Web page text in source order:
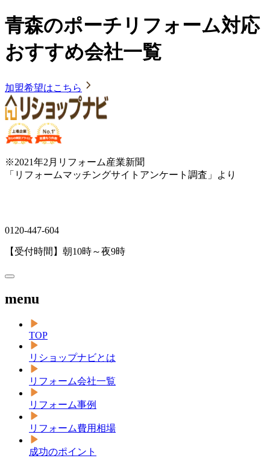
青森のポーチリフォーム対応
おすすめ会社一覧
加盟希望はこちら
※2021年2月リフォーム産業新聞
「リフォームマッチングサイトアンケート調査」より
0120-447-604
【受付時間】朝10時～夜9時
menu
TOP
リショップナビとは
リフォーム会社一覧
リフォーム事例
リフォーム費用相場
成功のポイント